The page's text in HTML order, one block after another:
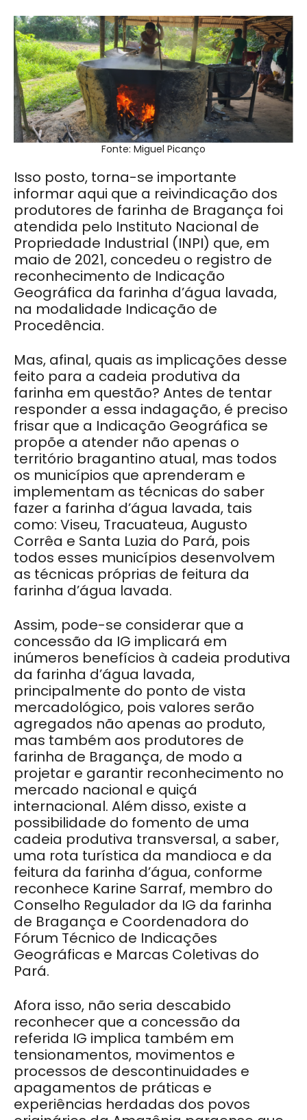
Fonte: Miguel Picanço
Isso posto, torna-se importante
informar aqui que a reivindicação dos
produtores de farinha de Bragança foi
atendida pelo Instituto Nacional de
Propriedade Industrial (INPI) que, em
maio de 2021, concedeu o registro de
reconhecimento de Indicação
Geográfica da farinha d’água lavada,
na modalidade Indicação de
Procedência.
Mas, afinal, quais as implicações desse
feito para a cadeia produtiva da
farinha em questão? Antes de tentar
responder a essa indagação, é preciso
frisar que a Indicação Geográfica se
propõe a atender não apenas o
território bragantino atual, mas todos
os municípios que aprenderam e
implementam as técnicas do saber
fazer a farinha d’água lavada, tais
como: Viseu, Tracuateua, Augusto
Corrêa e Santa Luzia do Pará, pois
todos esses municípios desenvolvem
as técnicas próprias de feitura da
farinha d’água lavada.
Assim, pode-se considerar que a
concessão da IG implicará em
inúmeros benefícios à cadeia produtiva
da farinha d’água lavada,
principalmente do ponto de vista
mercadológico, pois valores serão
agregados não apenas ao produto,
mas também aos produtores de
farinha de Bragança, de modo a
projetar e garantir reconhecimento no
mercado nacional e quiçá
internacional. Além disso, existe a
possibilidade do fomento de uma
cadeia produtiva transversal, a saber,
uma rota turística da mandioca e da
feitura da farinha d’água, conforme
reconhece Karine Sarraf, membro do
Conselho Regulador da IG da farinha
de Bragança e Coordenadora do
Fórum Técnico de Indicações
Geográficas e Marcas Coletivas do
Pará.
Afora isso, não seria descabido
reconhecer que a concessão da
referida IG implica também em
tensionamentos, movimentos e
processos de descontinuidades e
apagamentos de práticas e
experiências herdadas dos povos